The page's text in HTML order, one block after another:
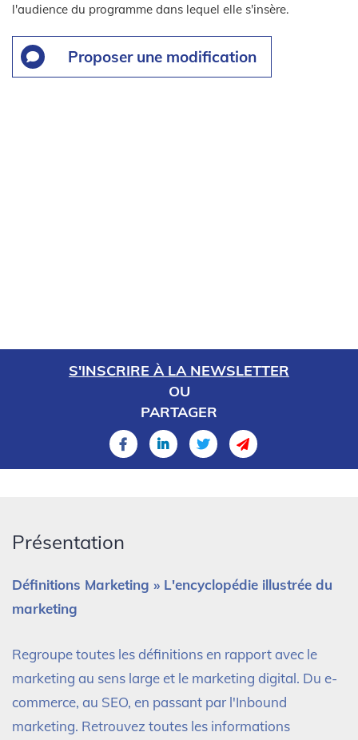
l'audience du programme dans lequel elle s'insère.
Proposer une modification
S'INSCRIRE À LA NEWSLETTER
OU
PARTAGER
Présentation
Définitions Marketing » L'encyclopédie illustrée du
marketing
Regroupe toutes les définitions en rapport avec le
marketing au sens large et le marketing digital. Du e-
commerce, au SEO, en passant par l'Inbound
marketing. Retrouvez toutes les informations